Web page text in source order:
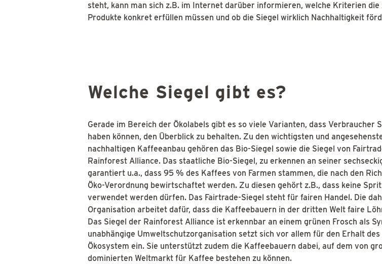
steht, kann man sich z.B. im Internet darüber informieren, welche Kriterien
Produkte konkret erfüllen müssen und ob die Siegel wirklich Nachhaltigkeit
Welche Siegel gibt es?
Gerade im Bereich der Ökolabels gibt es so viele Varianten, dass Verbraucher
haben können, den Überblick zu behalten. Zu den wichtigsten und
nachhaltigen Kaffeeanbau gehören das Bio-Siegel sowie die Siegel von
Rainforest Alliance. Das staatliche Bio-Siegel, zu erkennen an seiner
garantiert u.a., dass 95 % des Kaffees von Farmen stammen, die nach den
Öko-Verordnung bewirtschaftet werden. Zu diesen gehört z.B., dass keine
verwendet werden dürfen. Das Fairtrade-Siegel steht für fairen Handel. Die
Organisation arbeitet dafür, dass die Kaffeebauern in der dritten Welt faire
Das Siegel der Rainforest Alliance ist erkennbar an einem grünen Frosch als
unabhängige Umweltschutzorganisation setzt sich vor allem für den Erhalt des
Ökosystem ein. Sie unterstützt zudem die Kaffeebauern dabei, auf dem von
dominierten Weltmarkt für Kaffee bestehen zu können.